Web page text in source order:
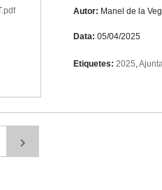
Autor: Manel de la
Data: 05/04/2025
Etiquetes: 2025,